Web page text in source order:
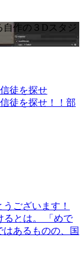
作の３Dスタジ
徒を探せ
徒を探せ！！部
ございます！
るとは。 「めで
あるものの、国